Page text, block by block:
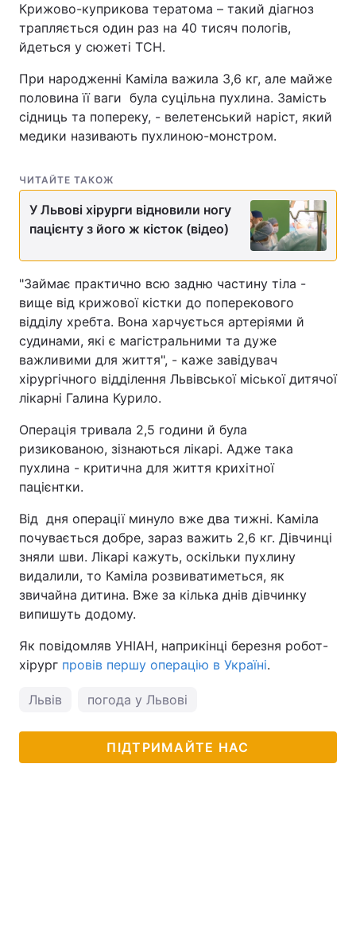
Крижово-куприкова тератома – такий діагноз
трапляється один раз на 40 тисяч пологів,
йдеться у сюжеті ТСН.
При народженні Каміла важила 3,6 кг, але майже
половина її ваги була суцільна пухлина. Замість
сідниць та попереку, - велетенський наріст, який
медики називають пухлиною-монстром.
ЧИТАЙТЕ ТАКОЖ
У Львові хірурги відновили ногу
пацієнту з його ж кісток (відео)
"Займає практично всю задню частину тіла -
вище від крижової кістки до поперекового
відділу хребта. Вона харчується артеріями й
судинами, які є магістральними та дуже
важливими для життя", - каже завідувач
хірургічного відділення Львівської міської дитячої
лікарні Галина Курило.
Операція тривала 2,5 години й була
ризикованою, зізнаються лікарі. Адже така
пухлина - критична для життя крихітної
пацієнтки.
Від дня операції минуло вже два тижні. Каміла
почувається добре, зараз важить 2,6 кг. Дівчинці
зняли шви. Лікарі кажуть, оскільки пухлину
видалили, то Каміла розвиватиметься, як
звичайна дитина. Вже за кілька днів дівчинку
випишуть додому.
Як повідомляв УНІАН, наприкінці березня робот-
хірург провів першу операцію в Україні.
Львів погода у Львові
ПІДТРИМАЙТЕ НАС